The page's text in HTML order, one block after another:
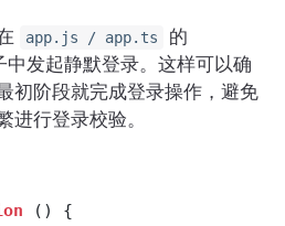
app.js / app.ts 的
中发起静默登录。这样可以确
初阶段就完成登录操作，避免
进行登录校验。
( ) {